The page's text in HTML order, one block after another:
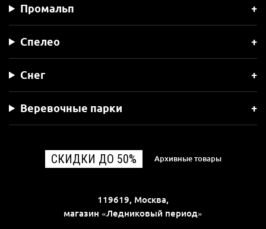
Промальп
Спелео
Снег
Веревочные парки
СКИДКИ ДО 50% Архивные товары
119619, Москва,
магазин «Ледниковый период»